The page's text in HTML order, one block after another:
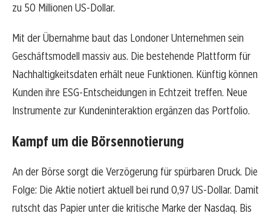
zu 50 Millionen US-Dollar.
Mit der Übernahme baut das Londoner Unternehmen sein
Geschäftsmodell massiv aus. Die bestehende Plattform für
Nachhaltigkeitsdaten erhält neue Funktionen. Künftig können
Kunden ihre ESG-Entscheidungen in Echtzeit treffen. Neue
Instrumente zur Kundeninteraktion ergänzen das Portfolio.
Kampf um die Börsennotierung
An der Börse sorgt die Verzögerung für spürbaren Druck. Die
Folge: Die Aktie notiert aktuell bei rund 0,97 US-Dollar. Damit
rutscht das Papier unter die kritische Marke der Nasdaq. Bis